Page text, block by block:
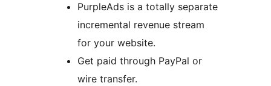
PurpleAds is a totally separate
incremental revenue stream
for your website.
Get paid through PayPal or
wire transfer.